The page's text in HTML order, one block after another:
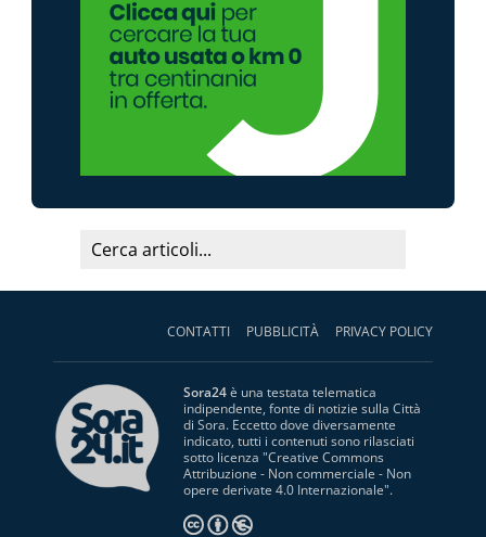
CONTATTI PUBBLICITÀ PRIVACY POLICY
Sora24è una testata telematica
indipendente, fonte di notizie sulla Città
di Sora. Eccetto dove diversamente
indicato, tutti i contenuti sono rilasciati
sotto licenza "Creative Commons
Attribuzione - Non commerciale - Non
opere derivate 4.0 Internazionale".